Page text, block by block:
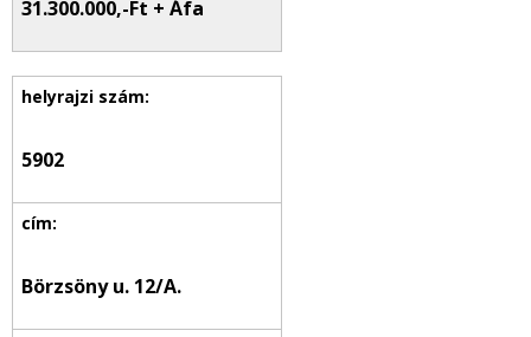
31.300.000,-Ft + Áfa
5902
Börzsöny u. 12/A.